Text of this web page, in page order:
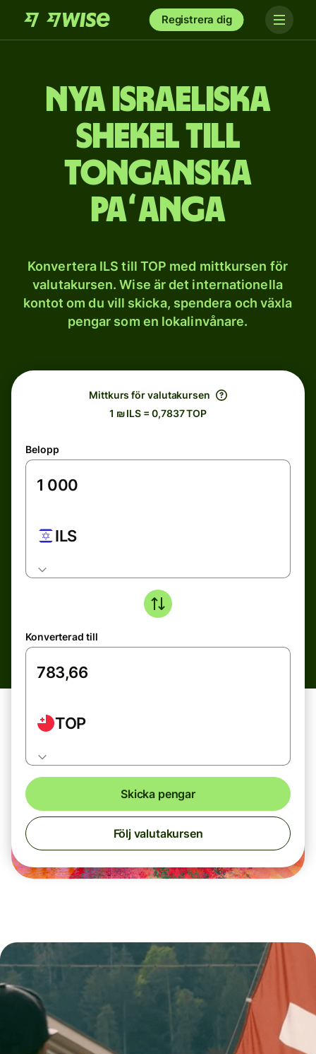
Registrera dig
Nya israeliska
shekel till
tonganska
paʻanga
Konvertera ILS till TOP med mittkursen för
valutakursen. Wise är det internationella
kontot om du vill skicka, spendera och växla
pengar som en lokalinvånare.
Mittkurs för valutakursen
1 ₪ ILS = 0,7837 TOP
Belopp
ILS
Konverterad till
TOP
Skicka pengar
Följ valutakursen